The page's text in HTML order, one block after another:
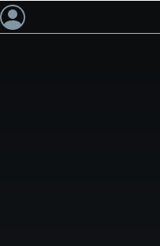
página